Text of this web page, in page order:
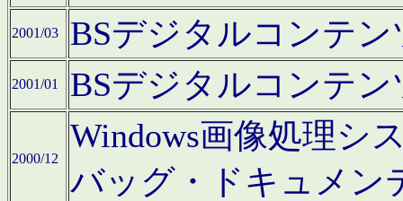
2001/03 BSデジタルコンテ
2001/01 BSデジタルコンテ
2000/12
Windows画像処理シ
バッグ・ドキュメン